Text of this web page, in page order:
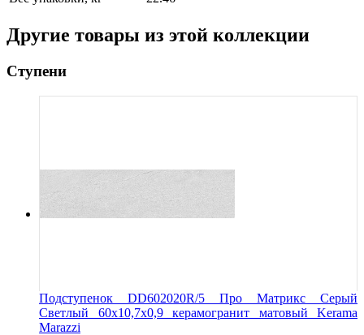
Другие товары из этой коллекции
Ступени
Подступенок DD602020R/5 Про Матрикс Серый
Светлый 60x10,7x0,9 керамогранит матовый Kerama
Marazzi